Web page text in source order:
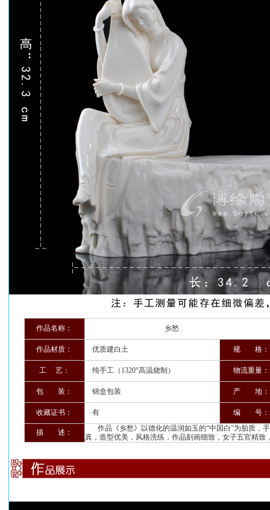
作品名称： 乡愁
作品材质： 优质建白土 规 格：
工 艺： 纯手工（1320°高温烧制） 物流重量：
包 装： 锦盒包装 产 地：
收藏证书： 有 编 号：
描 述：
作品《乡愁》以德化的温润如玉的“中国白”为胎质，
真，造型优美，风格洗练，作品刻画细致，女子五官精致